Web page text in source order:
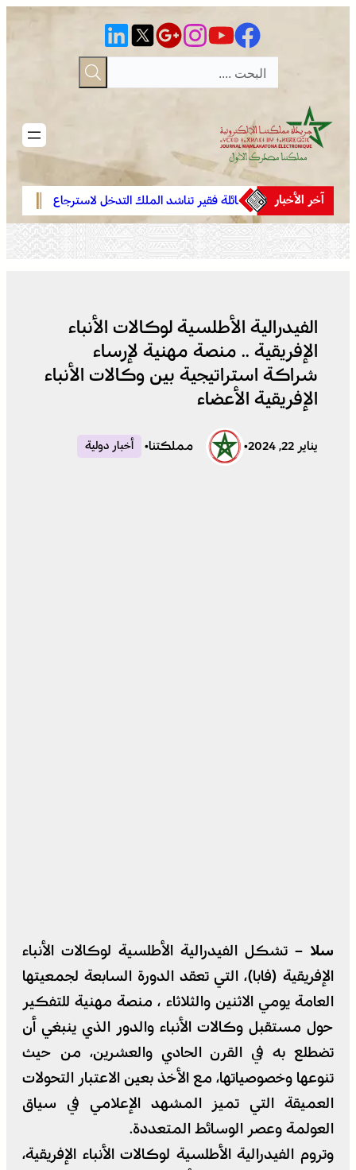
آخر الأخبارعائلة فقير تناشد الملك التدخل لاسترجاع
الجثمان من إيطاليا والدفن بالمغرب
فينيسيوس
الفيدرالية الأطلسية لوكالات الأنباء
الإفريقية .. منصة مهنية لإرساء
شراكة استراتيجية بين وكالات الأنباء
الإفريقية الأعضاء
يناير 22, 2024 • مملكتنا• أخبار دولية
سلا – تشكل الفيدرالية الأطلسية لوكالات الأنباء
الإفريقية (فابا)، التي تعقد الدورة السابعة لجمعيتها
العامة يومي الاثنين والثلاثاء ، منصة مهنية للتفكير
حول مستقبل وكالات الأنباء والدور الذي ينبغي أن
تضطلع به في القرن الحادي والعشرين، من حيث
تنوعها وخصوصياتها، مع الأخذ بعين الاعتبار التحولات
العميقة التي تميز المشهد الإعلامي في سياق
العولمة وعصر الوسائط المتعددة.
وتروم الفيدرالية الأطلسية لوكالات الأنباء الإفريقية،